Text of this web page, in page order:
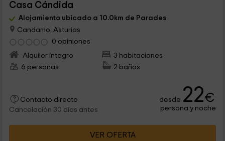
Casa Cándida
Alojamiento ubicado a 10.0km de Parades
Candamo, Asturias
0 opiniones
Alquiler íntegro
3 habitaciones
6 personas
2 baños
Contacto directo
Cancelación 30 días antes
desde 22€
persona y noche
VER OFERTA